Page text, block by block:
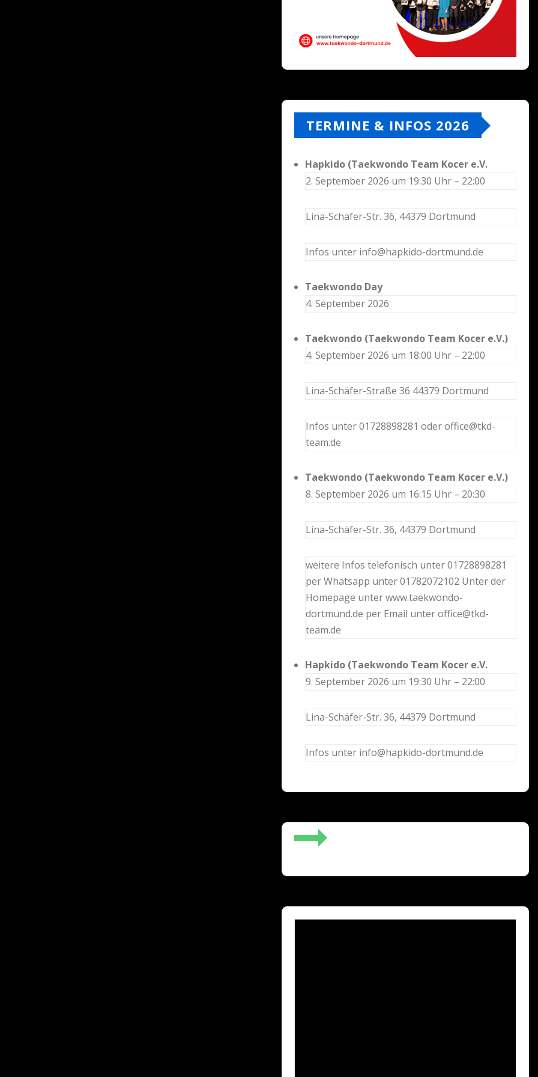
TERMINE & INFOS 2026
Hapkido (Taekwondo Team Kocer e.V.
2. September 2026 um 19:30 Uhr – 22:00
Lina-Schäfer-Str. 36, 44379 Dortmund
Infos unter info@hapkido-dortmund.de
Taekwondo Day
4. September 2026
Taekwondo (Taekwondo Team Kocer e.V.)
4. September 2026 um 18:00 Uhr – 22:00
Lina-Schäfer-Straße 36 44379 Dortmund
Infos unter 01728898281 oder office@tkd-
team.de
Taekwondo (Taekwondo Team Kocer e.V.)
8. September 2026 um 16:15 Uhr – 20:30
Lina-Schäfer-Str. 36, 44379 Dortmund
weitere Infos telefonisch unter 01728898281
per Whatsapp unter 01782072102 Unter der
Homepage unter www.taekwondo-
dortmund.de per Email unter office@tkd-
team.de
Hapkido (Taekwondo Team Kocer e.V.
9. September 2026 um 19:30 Uhr – 22:00
Lina-Schäfer-Str. 36, 44379 Dortmund
Infos unter info@hapkido-dortmund.de